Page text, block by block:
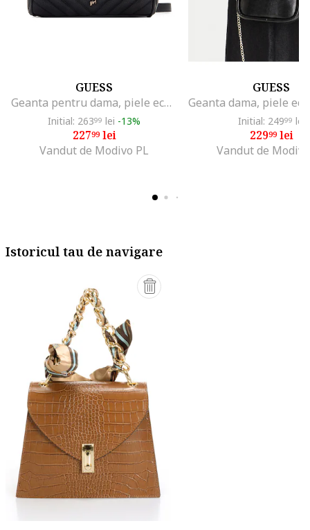
GUESS
Geanta pentru dama, piele ecologica, negru
Initial: 26399 lei -13%
22799lei
Vandut de Modivo PL
GUESS
Initial: 24999 lei
22999lei
Vandut de
Istoricul tau de navigare